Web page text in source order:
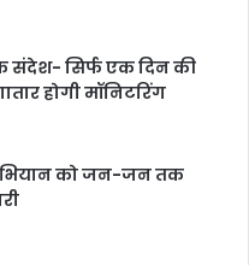
संदेश- सिर्फ एक दिन की
होगी मॉनिटरिंग
को जन-जन तक